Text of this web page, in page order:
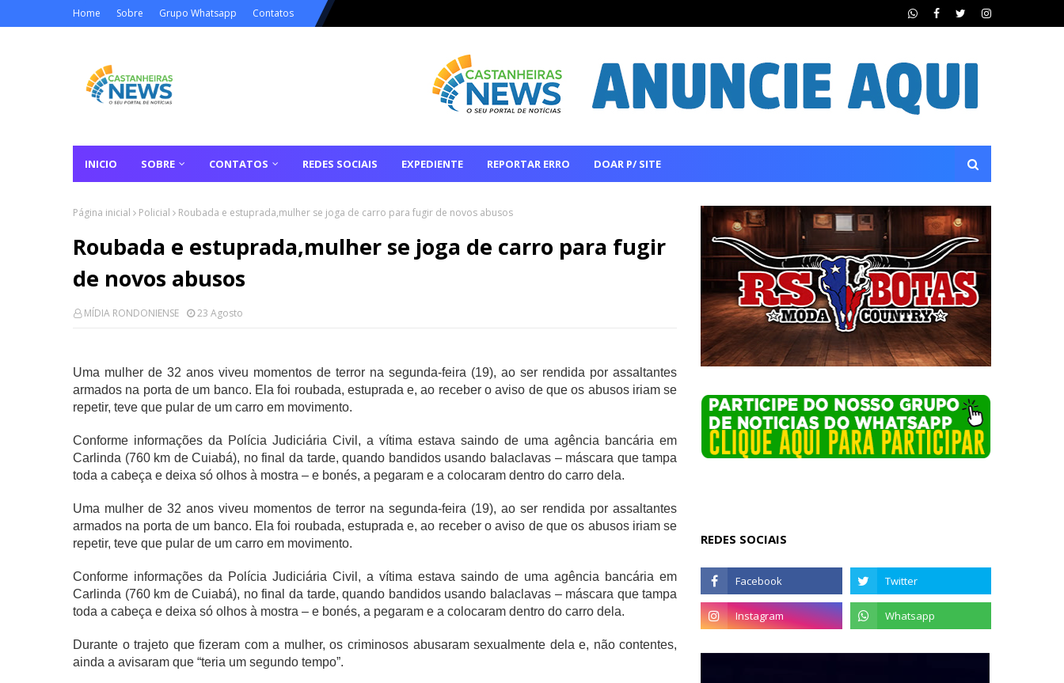
Home Sobre Grupo Whatsapp Contatos
INICIO SOBRE CONTATOS REDES SOCIAIS EXPEDIENTE REPORTAR ERRO DOAR P/ SITE
Página inicial Policial Roubada e estuprada,mulher se joga de carro para fugir de novos abusos
Roubada e estuprada,mulher se joga de carro para fugir
de novos abusos
MÍDIA RONDONIENSE 23 Agosto
Uma mulher de 32 anos viveu momentos de terror na segunda-feira (19), ao ser rendida por assaltantes
armados na porta de um banco. Ela foi roubada, estuprada e, ao receber o aviso de que os abusos iriam se
repetir, teve que pular de um carro em movimento.
Conforme informações da Polícia Judiciária Civil, a vítima estava saindo de uma agência bancária em
Carlinda (760 km de Cuiabá), no final da tarde, quando bandidos usando balaclavas – máscara que tampa
toda a cabeça e deixa só olhos à mostra – e bonés, a pegaram e a colocaram dentro do carro dela.
Uma mulher de 32 anos viveu momentos de terror na segunda-feira (19), ao ser rendida por assaltantes
armados na porta de um banco. Ela foi roubada, estuprada e, ao receber o aviso de que os abusos iriam se
repetir, teve que pular de um carro em movimento.
Conforme informações da Polícia Judiciária Civil, a vítima estava saindo de uma agência bancária em
Carlinda (760 km de Cuiabá), no final da tarde, quando bandidos usando balaclavas – máscara que tampa
toda a cabeça e deixa só olhos à mostra – e bonés, a pegaram e a colocaram dentro do carro dela.
Durante o trajeto que fizeram com a mulher, os criminosos abusaram sexualmente dela e, não contentes,
ainda a avisaram que “teria um segundo tempo”.
REDES SOCIAIS